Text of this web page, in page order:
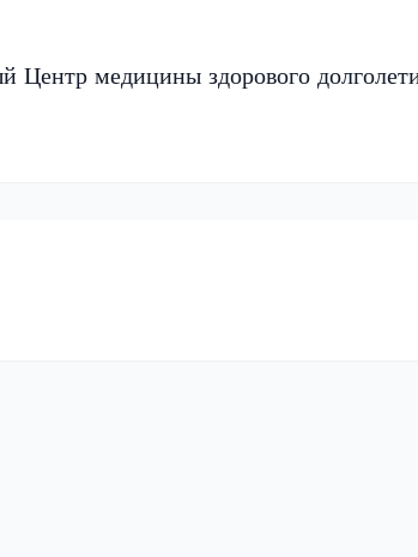
медицины здорового